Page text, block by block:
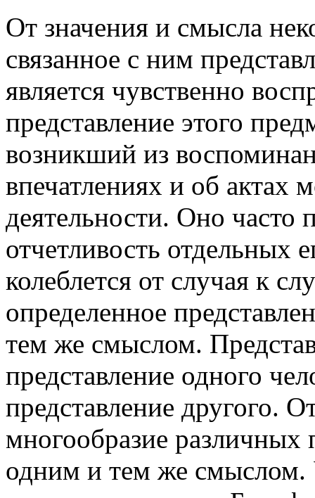
От значения и смысла
связанное с ним
является чувственно
представление этого
возникший из
впечатлениях и об актах
деятельности. Оно
отчетливость отдельных
колеблется от случая к
определенное
тем же смыслом.
представление одного
представление другого.
многообразие различных
одним и тем же смыслом.